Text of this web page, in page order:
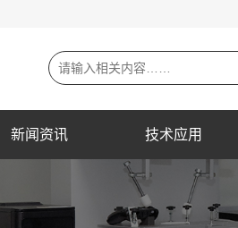
新闻资讯 技术应用